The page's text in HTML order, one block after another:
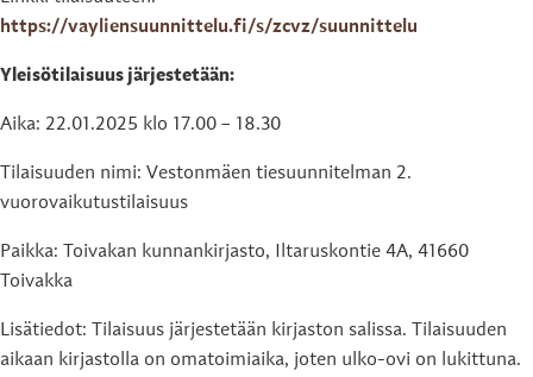
https://vayliensuunnittelu.fi/s/zcvz/suunnittelu
Yleisötilaisuus järjestetään:
Aika: 22.01.2025 klo 17.00 – 18.30
Tilaisuuden nimi: Vestonmäen tiesuunnitelman 2.
vuorovaikutustilaisuus
Paikka: Toivakan kunnankirjasto, Iltaruskontie 4A, 41660
Toivakka
Lisätiedot: Tilaisuus järjestetään kirjaston salissa. Tilaisuuden
aikaan kirjastolla on omatoimiaika, joten ulko-ovi on lukittuna.